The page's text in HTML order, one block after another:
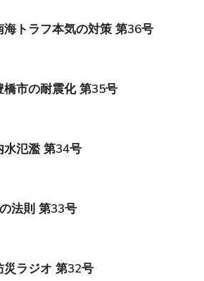
海トラフ本気の対策 第36号
橋市の耐震化 第35号
水氾濫 第34号
法則 第33号
災ラジオ 第32号